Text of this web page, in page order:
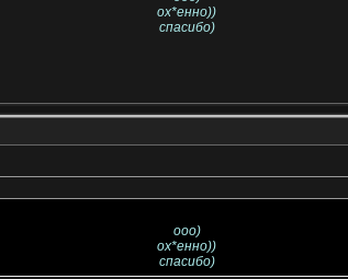
ох*енно))
спасибо)
ооо)
ох*енно))
спасибо)